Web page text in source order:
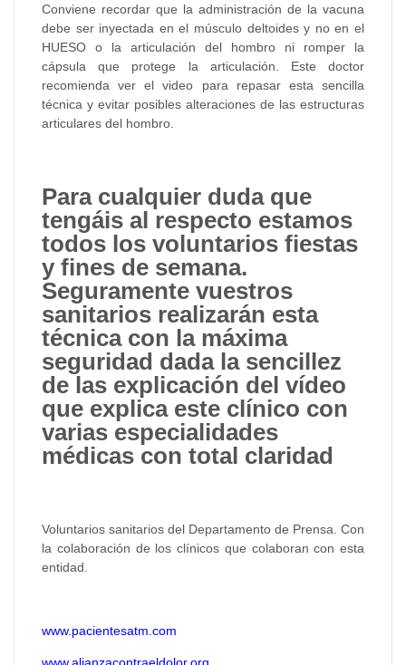
Conviene recordar que la administración de la vacuna
debe ser inyectada en el músculo deltoides y no en el
HUESO o la articulación del hombro ni romper la
cápsula que protege la articulación. Este doctor
recomienda ver el video para repasar esta sencilla
técnica y evitar posibles alteraciones de las estructuras
articulares del hombro.
Para cualquier duda que
tengáis al respecto estamos
todos los voluntarios fiestas
y fines de semana.
Seguramente vuestros
sanitarios realizarán esta
técnica con la máxima
seguridad dada la sencillez
de las explicación del vídeo
que explica este clínico con
varias especialidades
médicas con total claridad
Voluntarios sanitarios del Departamento de Prensa. Con
la colaboración de los clínicos que colaboran con esta
entidad.
www.pacientesatm.com
www.alianzacontraeldolor.org